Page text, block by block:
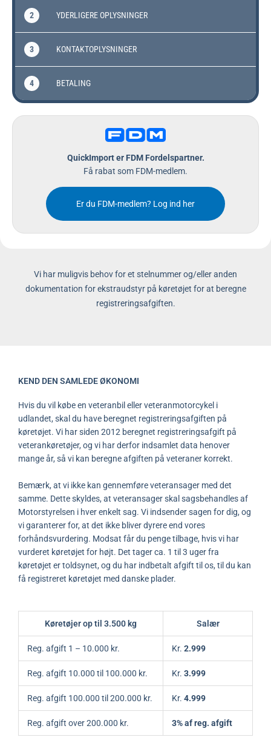
2 YDERLIGERE OPLYSNINGER
3 KONTAKTOPLYSNINGER
4 BETALING
QuickImport er FDM Fordelspartner.
Få rabat som FDM-medlem.
Er du FDM-medlem? Log ind her
Vi har muligvis behov for et stelnummer og/eller anden
dokumentation for ekstraudstyr på køretøjet for at beregne
registreringsafgiften.
KEND DEN SAMLEDE ØKONOMI
Hvis du vil købe en veteranbil eller veteranmotorcykel i
udlandet, skal du have beregnet registreringsafgiften på
køretøjet. Vi har siden 2012 beregnet registreringsafgift på
veterankøretøjer, og vi har derfor indsamlet data henover
mange år, så vi kan beregne afgiften på veteraner korrekt.
Bemærk, at vi ikke kan gennemføre veteransager med det
samme. Dette skyldes, at veteransager skal sagsbehandles af
Motorstyrelsen i hver enkelt sag. Vi indsender sagen for dig, og
vi garanterer for, at det ikke bliver dyrere end vores
forhåndsvurdering. Modsat får du penge tilbage, hvis vi har
vurderet køretøjet for højt. Det tager ca. 1 til 3 uger fra
køretøjet er toldsynet, og du har indbetalt afgift til os, til du kan
få registreret køretøjet med danske plader.
Køretøjer op til 3.500 kg Salær
Reg. afgift 1 – 10.000 kr. Kr. 2.999
Reg. afgift 10.000 til 100.000 kr. Kr. 3.999
Reg. afgift 100.000 til 200.000 kr. Kr. 4.999
Reg. afgift over 200.000 kr. 3% af reg. afgift